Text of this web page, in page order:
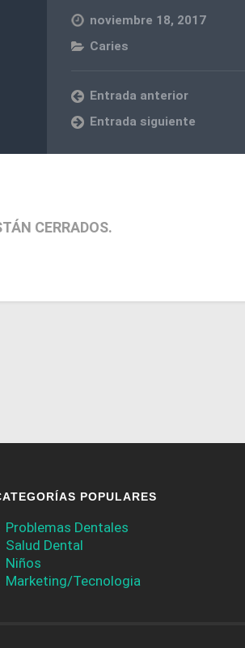
noviembre 18, 2017
Caries
Entrada anterior
Entrada siguiente
CERRADOS.
POPULARES
Problemas Dentales
Salud Dental
Niños
Marketing/Tecnologia